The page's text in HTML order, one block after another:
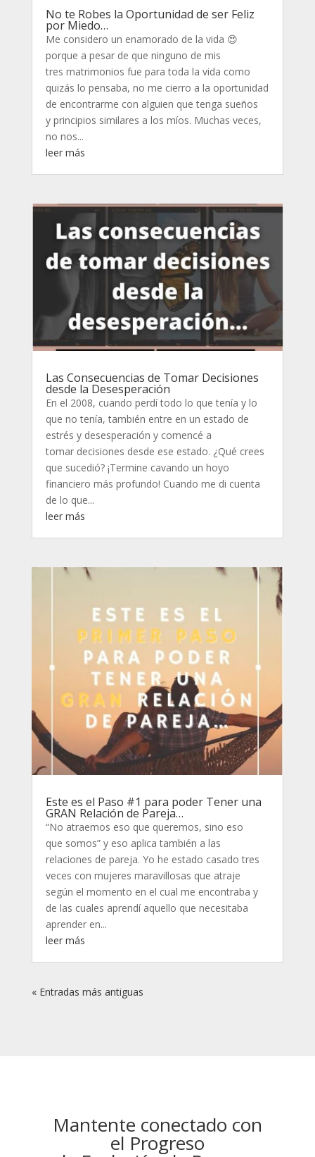
No te Robes la Oportunidad de ser Feliz
por Miedo…
Me considero un enamorado de la vida 😍
porque a pesar de que ninguno de mis
tres matrimonios fue para toda la vida como
quizás lo pensaba, no me cierro a la oportunidad
de encontrarme con alguien que tenga sueños
y principios similares a los míos. Muchas veces,
no nos...
leer más
Las Consecuencias de Tomar Decisiones
desde la Desesperación
En el 2008, cuando perdí todo lo que tenía y lo
que no tenía, también entre en un estado de
estrés y desesperación y comencé a
tomar decisiones desde ese estado. ¿Qué crees
que sucedió? ¡Termine cavando un hoyo
financiero más profundo! Cuando me di cuenta
de lo que...
leer más
Este es el Paso #1 para poder Tener una
GRAN Relación de Pareja…
“No atraemos eso que queremos, sino eso
que somos” y eso aplica también a las
relaciones de pareja. Yo he estado casado tres
veces con mujeres maravillosas que atraje
según el momento en el cual me encontraba y
de las cuales aprendí aquello que necesitaba
aprender en...
leer más
« Entradas más antiguas
Mantente conectado con
el Progreso